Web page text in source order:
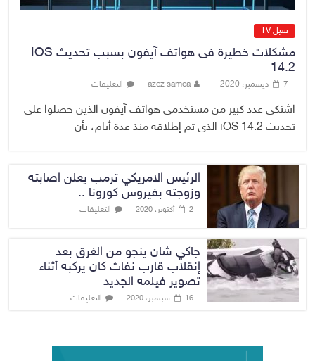
سيل TV
مشكلات خطيرة فى هواتف آيفون بسبب تحديث IOS
14.2
7 ديسمبر، 2020 azez samea التعليقات
اشتكى عدد كبير من مستخدمى هواتف آيفون الذين حصلوا على
تحديث iOS 14.2 الذى تم إطلاقه منذ عدة أيام، بأن
الرئيس الامريكي ترمب يعلن اصابته
وزوجته بفيروس كورونا ..
2 أكتوبر، 2020 التعليقات
جاكي شان ينجو من الغرق بعد
إنقلاب قارب نفاث كان يركبه أثناء
تصوير فيلمه الجديد
16 سبتمبر، 2020 التعليقات